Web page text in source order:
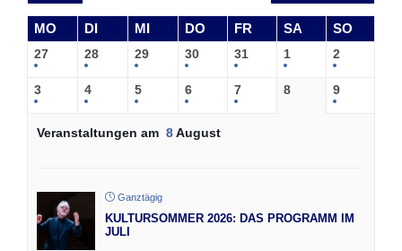
MO DI MI DO FR SA SO
27 28 29 30 31 1 2
3 4 5 6 7 8 9
Veranstaltungen am 8August
Ganztägig
KULTURSOMMER 2026: DAS PROGRAMM IM
JULI